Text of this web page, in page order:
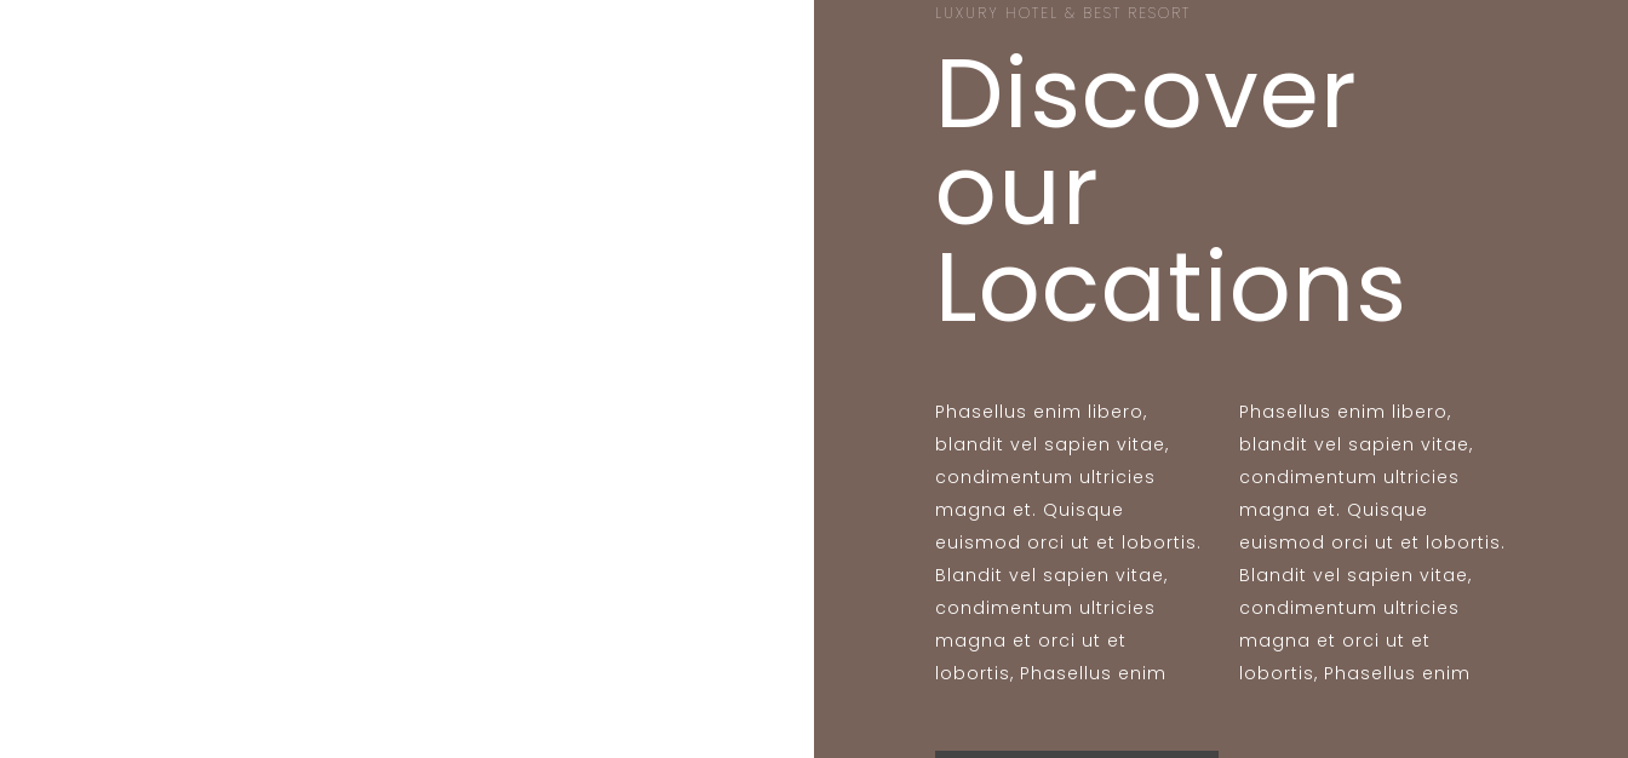
LUXURY HOTEL & BEST RESORT
Discover
our
Locations
Phasellus enim libero,
blandit vel sapien vitae,
condimentum ultricies
magna et. Quisque
euismod orci ut et lobortis.
Blandit vel sapien vitae,
condimentum ultricies
magna et orci ut et
lobortis, Phasellus enim
Phasellus enim libero,
blandit vel sapien vitae,
condimentum ultricies
magna et. Quisque
euismod orci ut et lobortis.
Blandit vel sapien vitae,
condimentum ultricies
magna et orci ut et
lobortis, Phasellus enim